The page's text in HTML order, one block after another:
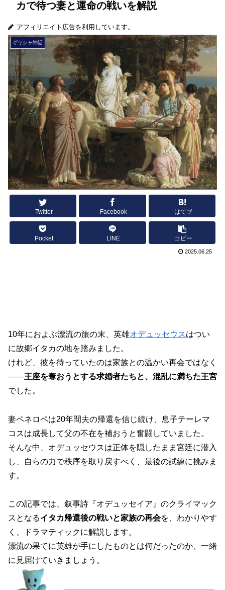
カで待つ妻と運命の戦いを解説
アフィリエイト広告を利用しています。
ギリシャ神話
Twitter Facebook はてブ
Pocket LINE コピー
2025.06.25
10年におよぶ漂流の旅の末、英雄オデュッセウスはつい
に故郷イタカの地を踏みました。
けれど、彼を待っていたのは家族との温かい再会ではなく
――王座を奪おうとする求婚者たちと、混乱に満ちた王宮
でした。
妻ペネロペは20年間夫の帰還を信じ続け、息子テーレマ
コスは成長して父の不在を補おうと奮闘していました。
そんな中、オデュッセウスは正体を隠したまま宮廷に潜入
し、自らの力で秩序を取り戻すべく、最後の試練に挑みま
す。
この記事では、叙事詩『オデュッセイア』のクライマック
スとなるイタカ帰還後の戦いと家族の再会を、わかりやす
く、ドラマティックに解説します。
漂流の果てに英雄が手にしたものとは何だったのか、一緒
に見届けていきましょう。